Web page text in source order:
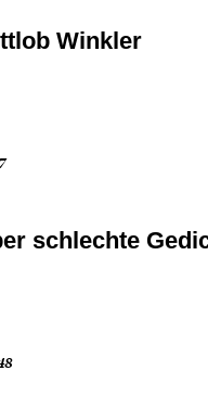
Winkler
schlechte